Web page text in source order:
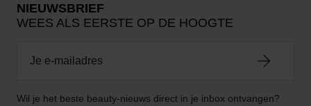
NIEUWSBRIEF
WEES ALS EERSTE OP DE HOOGTE
Wil je het beste beauty-nieuws direct in je inbox ontvangen?